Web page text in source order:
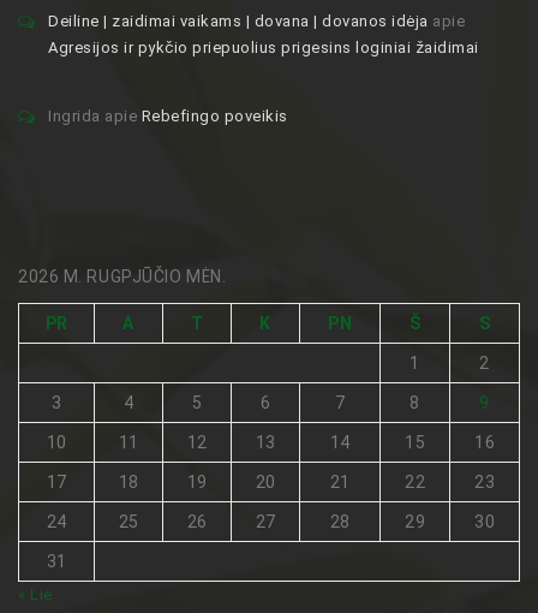
Deiline | zaidimai vaikams | dovana | dovanos idėja apie
Agresijos ir pykčio priepuolius prigesins loginiai žaidimai
Ingrida apie Rebefingo poveikis
2026 M. RUGPJŪČIO MĖN.
PR A T K PN Š S
1 2
3 4 5 6 7 8 9
10 11 12 13 14 15 16
17 18 19 20 21 22 23
24 25 26 27 28 29 30
31
« Lie